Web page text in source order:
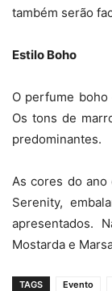
também serão
Estilo Boho
O perfume boho
Os tons de
predominantes.
As cores do ano
Serenity,
apresentados.
Mostarda e
TAGS Evento